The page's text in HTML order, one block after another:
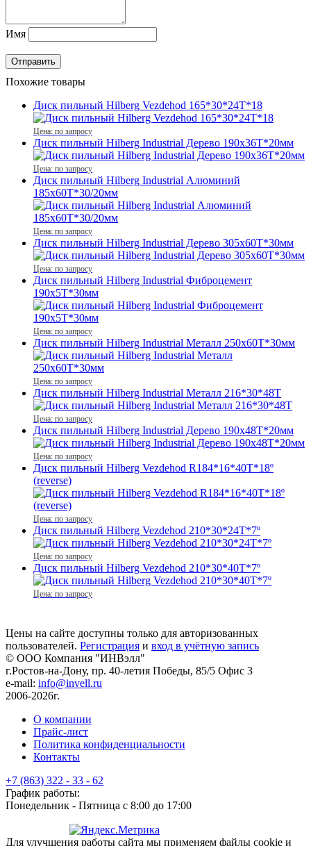
Имя
Похожие товары
Диск пильный Hilberg Vezdehod 165*30*24Т*18
Цена: по запросу
Диск пильный Hilberg Industrial Дерево 190x36Т*20мм
Цена: по запросу
Диск пильный Hilberg Industrial Алюминий
185x60Т*30/20мм
Цена: по запросу
Диск пильный Hilberg Industrial Дерево 305x60Т*30мм
Цена: по запросу
Диск пильный Hilberg Industrial Фиброцемент
190x5Т*30мм
Цена: по запросу
Диск пильный Hilberg Industrial Металл 250x60Т*30мм
Цена: по запросу
Диск пильный Hilberg Industrial Металл 216*30*48Т
Цена: по запросу
Диск пильный Hilberg Industrial Дерево 190x48Т*20мм
Цена: по запросу
Диск пильный Hilberg Vezdehod R184*16*40Т*18º
(reverse)
Цена: по запросу
Диск пильный Hilberg Vezdehod 210*30*24Т*7º
Цена: по запросу
Диск пильный Hilberg Vezdehod 210*30*40Т*7º
Цена: по запросу
Цены на сайте доступны только для авторизованных
пользователей. Регистрация и вход в учётную запись
© ООО Компания "ИНВэлл"
г.Ростов-на-Дону, пр. 40-летия Победы, 85/5 Офис 3
e-mail: info@invell.ru
2006-2026г.
О компании
Прайс-лист
Политика конфиденциальности
Контакты
+7 (863) 322 - 33 - 62
График работы:
Понедельник - Пятница с 8:00 до 17:00
Для улучшения работы сайта мы применяем файлы cookie и